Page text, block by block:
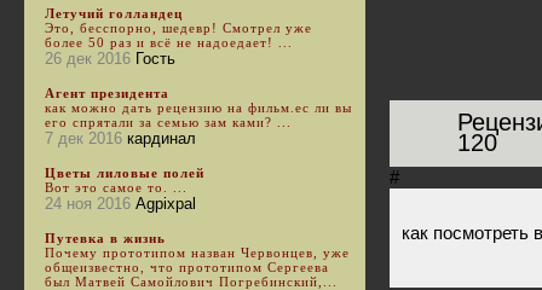
120
#
как
Летучий голландец
Это, бесспорно, шедевр! Смотрел уже
более 50 раз и всё не надоедает! ...
26 дек 2016 Гость
Агент президента
как можно дать рецензию на фильм.ес ли вы
его спрятали за семью зам ками? ...
7 дек 2016 кардинал
Цветы лиловые полей
Вот это самое то. ...
24 ноя 2016 Agpixpal
Путевка в жизнь
Почему прототипом назван Червонцев, уже
общеизвестно, что прототипом Сергеева
был Матвей Самойлович Погребинский,...